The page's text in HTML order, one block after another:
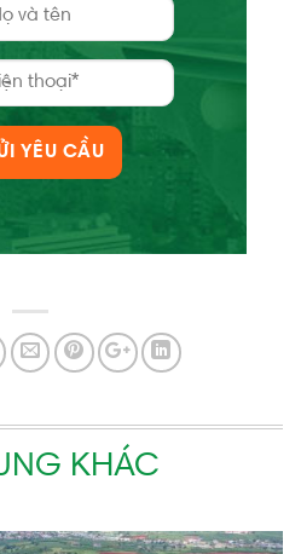
YÊU CẦU
KHÁC